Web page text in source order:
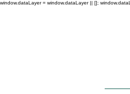
window.dataLayer = window.dataLayer || [];